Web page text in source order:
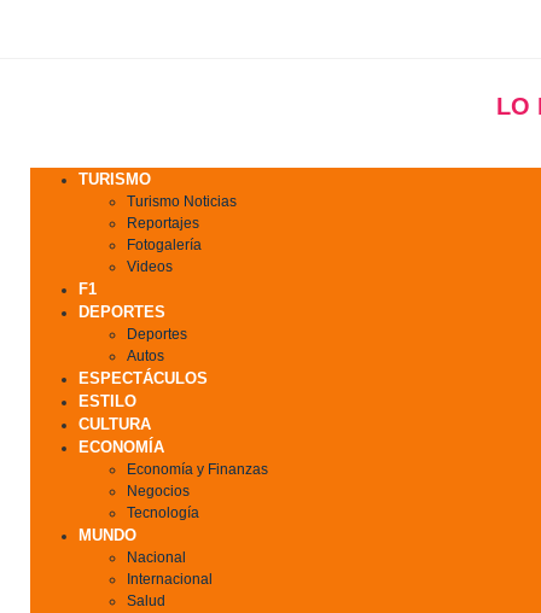
LO
TURISMO
Turismo Noticias
Reportajes
Fotogalería
Videos
F1
DEPORTES
Deportes
Autos
ESPECTÁCULOS
ESTILO
CULTURA
ECONOMÍA
Economía y Finanzas
Negocios
Tecnología
MUNDO
Nacional
Internacional
Salud